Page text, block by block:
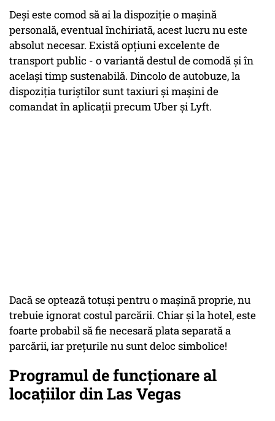
Deși este comod să ai la dispoziție o mașină
personală, eventual închiriată, acest lucru nu este
absolut necesar. Există opțiuni excelente de
transport public - o variantă destul de comodă și în
același timp sustenabilă. Dincolo de autobuze, la
dispoziția turiștilor sunt taxiuri și mașini de
comandat în aplicații precum Uber și Lyft.
Dacă se optează totuși pentru o mașină proprie, nu
trebuie ignorat costul parcării. Chiar și la hotel, este
foarte probabil să fie necesară plata separată a
parcării, iar prețurile nu sunt deloc simbolice!
Programul de funcționare al
locațiilor din Las Vegas